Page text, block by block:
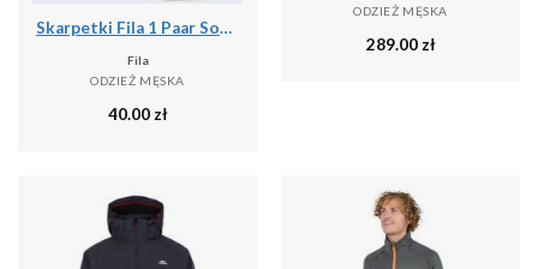
Skarpetki Fila 1 Paar Sock Black 39-42
Fila
ODZIEŻ MĘSKA
40.00 zł
ODZIEŻ MĘSKA
289.00zł